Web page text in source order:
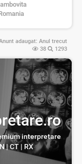
38 1293
adaugat: Anul trecut
interpretare
| CT | RX